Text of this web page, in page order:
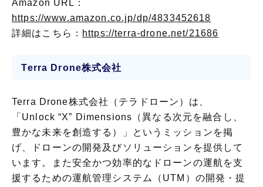
Amazon URL：
https://www.amazon.co.jp/dp/4833452618
詳細はこちら： https://terra-drone.net/21686
Terra Drone株式会社
Terra Drone株式会社（テラドローン）は、
「Unlock “X” Dimensions（異なる次元を融合し、
豊かな未来を創造する）」というミッションを掲
げ、ドローンの開発及びソリューションを提供して
います。また安全かつ効率的なドローンの運航を支
援するための運航管理システム（UTM）の開発・提